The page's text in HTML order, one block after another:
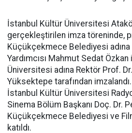
İstanbul Kültür Üniversitesi
gerçekleştirilen imza töreninde,
Küçükçekmece Belediyesi
Yardımcısı Mahmut Sedat
Üniversitesi adına Rektör Prof.
Yüksektepe tarafından
İstanbul Kültür Üniversitesi
Sinema Bölüm Başkanı Doç. Dr.
Küçükçekmece Belediyesi ve
katıldı.